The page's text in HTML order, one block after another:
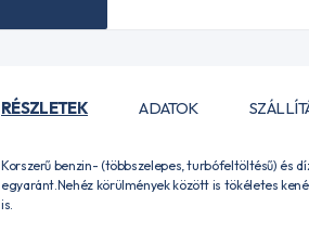
RÉSZLETEK ADATOK
Korszerű benzin- (többszelepes, turbófeltöltésű) és
egyaránt.Nehéz körülmények között is tökéletes
is.